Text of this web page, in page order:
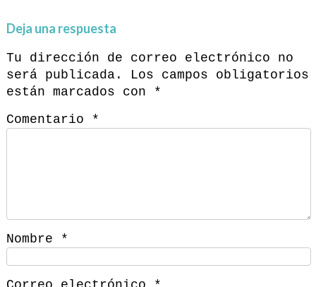
Deja una respuesta
Tu dirección de correo electrónico no
será publicada.
Los campos obligatorios
están marcados con
*
Comentario
*
Nombre *